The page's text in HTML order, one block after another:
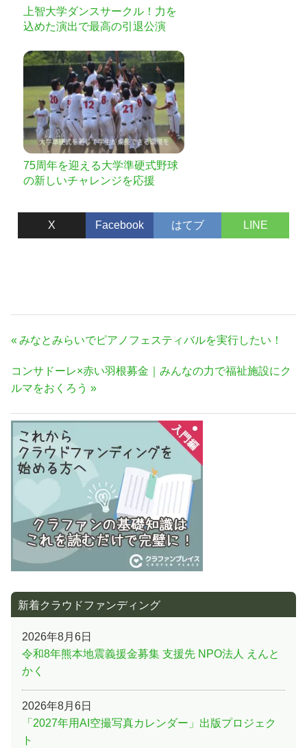
上智大学ダンスサークル！力を
込めた演出で最高の引退公演
75周年を迎える大学準硬式野球
の新しいチャレンジを応援
X Facebook はてブ LINE
投
ナ
ビ
ゲ
ー
シ
ョ
ン
前
記
事:
みなとみらいでピアノフェスティバルを実行したい！
次
の
事:
コンサドーレ×赤い羽根募金｜みんなの力で福祉施設にク
ルマをおくろう
新着クラウドファンディング
2026年8月6日
令和8年熊本地震義援金募集 支援先 NPO法人 えんと
かく
2026年8月6日
「2027年用AI空撮写真カレンダー」出版プロジェク
ト